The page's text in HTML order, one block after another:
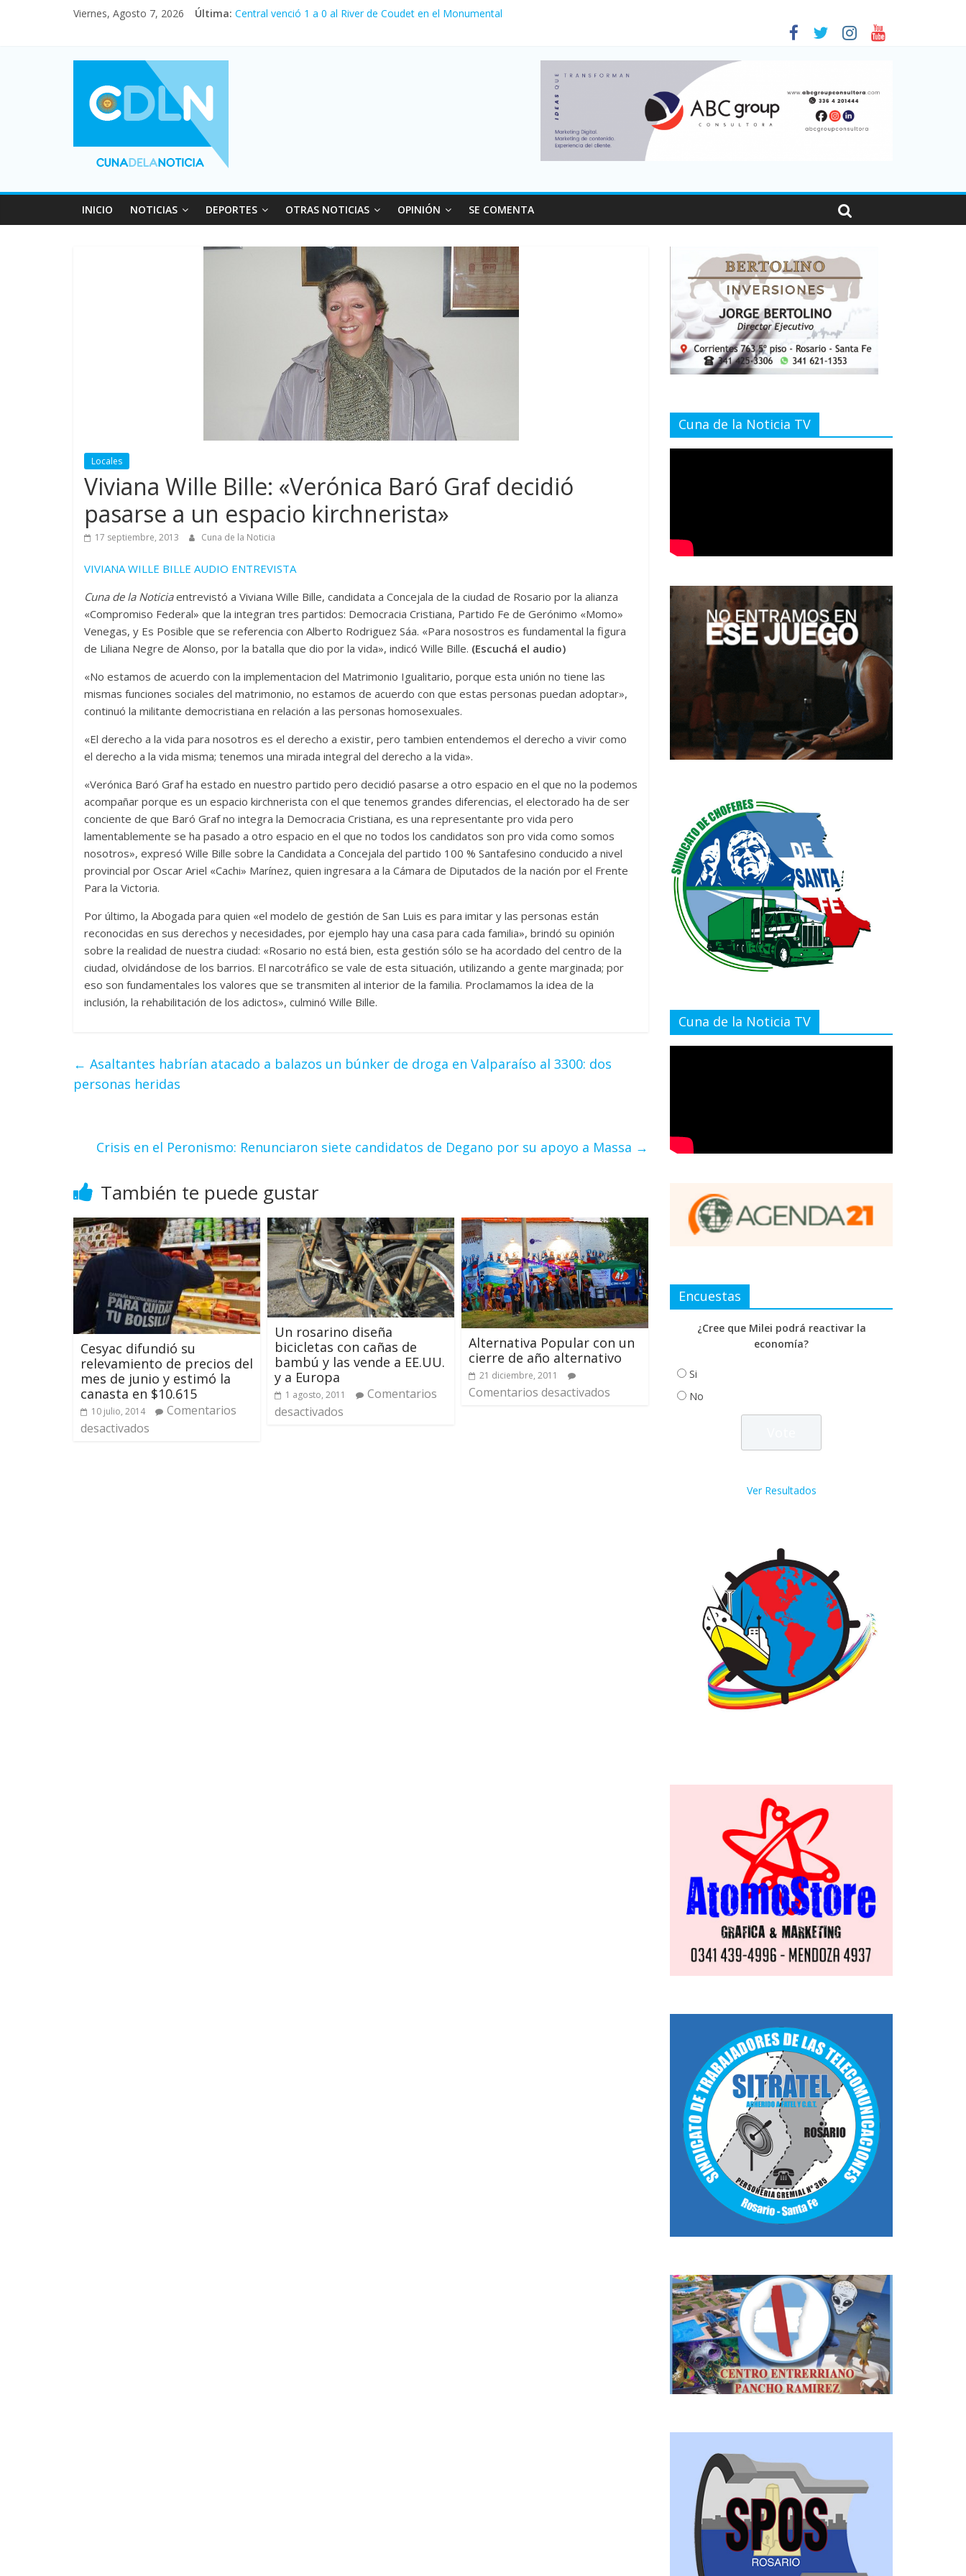
Viernes, Agosto 7, 2026 Última: Central venció 1 a 0 al River de Coudet en el Monumental
Vacaciones de invierno con más movimiento y consumo turístico: 4,6 millones de personas viajaron por el país, un 5,9% más que en 2025
Fuerte caída de la venta de autos usados en julio: bajó un 12,6% interanual
INICIO NOTICIAS DEPORTES OTRAS NOTICIAS OPINIÓN SE COMENTA
Locales
Viviana Wille Bille: «Verónica Baró Graf decidió
pasarse a un espacio kirchnerista»
17 septiembre, 2013 Cuna de la Noticia
VIVIANA WILLE BILLE AUDIO ENTREVISTA
Cuna de la Noticiaentrevistó a Viviana Wille Bille, candidata a Concejala de la ciudad de Rosario por la alianza
«Compromiso Federal» que la integran tres partidos: Democracia Cristiana, Partido Fe de Gerónimo «Momo»
Venegas, y Es Posible que se referencia con Alberto Rodriguez Sáa. «Para nosostros es fundamental la figura
de Liliana Negre de Alonso, por la batalla que dio por la vida», indicó Wille Bille. (Escuchá el audio)
«No estamos de acuerdo con la implementacion del Matrimonio Igualitario, porque esta unión no tiene las
mismas funciones sociales del matrimonio, no estamos de acuerdo con que estas personas puedan adoptar»,
continuó la militante democristiana en relación a las personas homosexuales.
«El derecho a la vida para nosotros es el derecho a existir, pero tambien entendemos el derecho a vivir como
el derecho a la vida misma; tenemos una mirada integral del derecho a la vida».
«Verónica Baró Graf ha estado en nuestro partido pero decidió pasarse a otro espacio en el que no la podemos
acompañar porque es un espacio kirchnerista con el que tenemos grandes diferencias, el electorado ha de ser
conciente de que Baró Graf no integra la Democracia Cristiana, es una representante pro vida pero
lamentablemente se ha pasado a otro espacio en el que no todos los candidatos son pro vida como somos
nosotros», expresó Wille Bille sobre la Candidata a Concejala del partido 100 % Santafesino conducido a nivel
provincial por Oscar Ariel «Cachi» Marínez, quien ingresara a la Cámara de Diputados de la nación por el Frente
Para la Victoria.
Por último, la Abogada para quien «el modelo de gestión de San Luis es para imitar y las personas están
reconocidas en sus derechos y necesidades, por ejemplo hay una casa para cada familia», brindó su opinión
sobre la realidad de nuestra ciudad: «Rosario no está bien, esta gestión sólo se ha acordado del centro de la
ciudad, olvidándose de los barrios. El narcotráfico se vale de esta situación, utilizando a gente marginada; por
eso son fundamentales los valores que se transmiten al interior de la familia. Proclamamos la idea de la
inclusión, la rehabilitación de los adictos», culminó Wille Bille.
← Asaltantes habrían atacado a balazos un búnker de droga en Valparaíso al 3300: dos
personas heridas
Crisis en el Peronismo: Renunciaron siete candidatos de Degano por su apoyo a Massa →
También te puede gustar
Cesyac difundió su
relevamiento de precios del
mes de junio y estimó la
canasta en $10.615
10 julio, 2014
Comentarios
desactivados
Un rosarino diseña
bicicletas con cañas de
bambú y las vende a EE.UU.
y a Europa
1 agosto, 2011
Comentarios
desactivados
Alternativa Popular con un
cierre de año alternativo
21 diciembre, 2011
Comentarios desactivados
Cuna de la Noticia TV
Cuna de la Noticia TV
Encuestas
¿Cree que Milei podrá reactivar la
economía?
Si
No
Ver Resultados